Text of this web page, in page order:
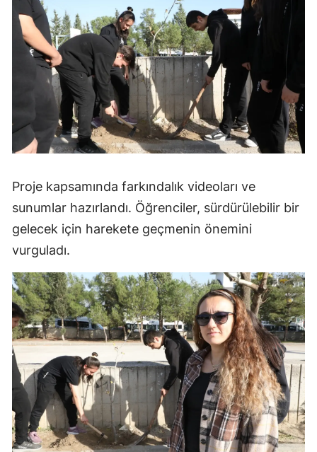
Proje kapsamında farkındalık videoları ve
sunumlar hazırlandı. Öğrenciler, sürdürülebilir bir
gelecek için harekete geçmenin önemini
vurguladı.